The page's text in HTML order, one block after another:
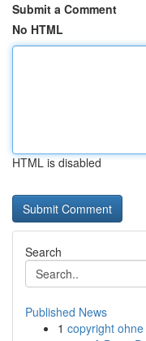
Submit a Comment
No HTML
HTML is disabled
Search
Published News
1 copyright